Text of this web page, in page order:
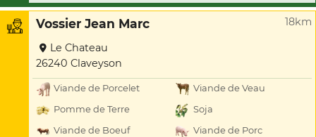
Vossier Jean Marc 18km
Le Chateau
26240 Claveyson
Viande de Porcelet
Viande de Veau
Pomme de Terre
Soja
Viande de Boeuf
Viande de Porc